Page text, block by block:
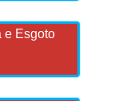
e Esgoto